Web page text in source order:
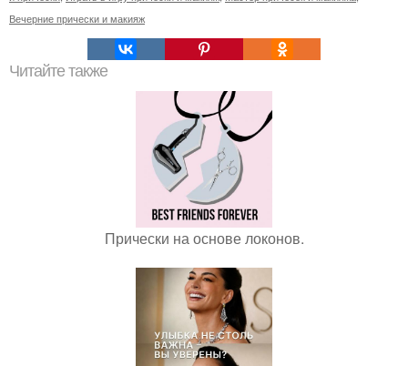
Вечерние прически и макияж
Читайте также
Прически на основе локонов.